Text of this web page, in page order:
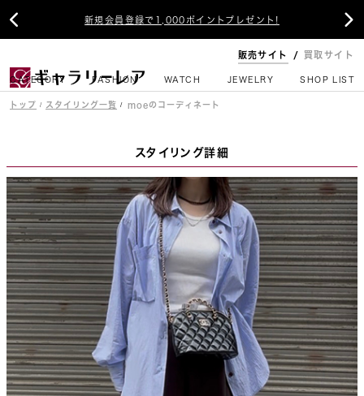
新規会員登録で1,000ポイントプレゼント!
 
販売サイト 買取サイト
CATEGORY FASHION WATCH JEWELRY SHOP LIST
トップ スタイリング一覧 moeのコーディネート
スタイリング詳細